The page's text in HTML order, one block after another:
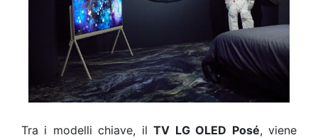
Tra i modelli chiave, ilTV LG OLED Posé, viene